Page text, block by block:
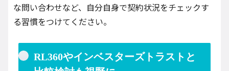
な問い合わせなど、自分自身で契約状況をチェックす
る習慣をつけてください。
RL360やインベスターズトラストと